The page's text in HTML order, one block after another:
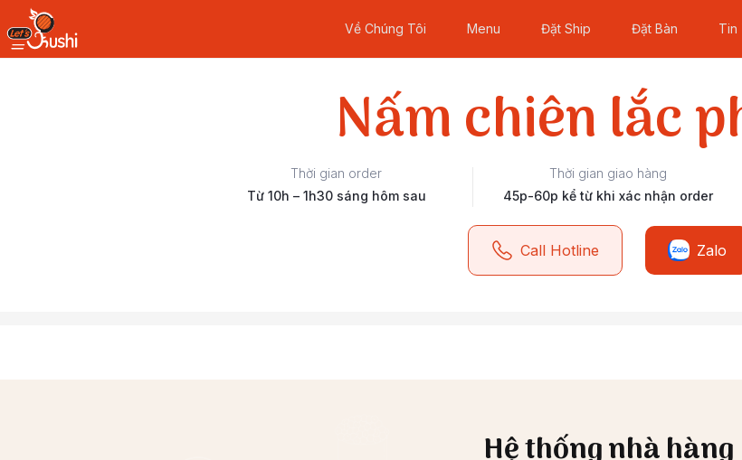
Về Chúng Tôi Menu Đặt Ship Đặt Bàn Tin
Nấm chiên lắc
Thời gian order
Từ 10h – 1h30 sáng hôm sau
Thời gian giao hàng
45p-60p kể từ khi xác nhận order
Call Hotline Zalo